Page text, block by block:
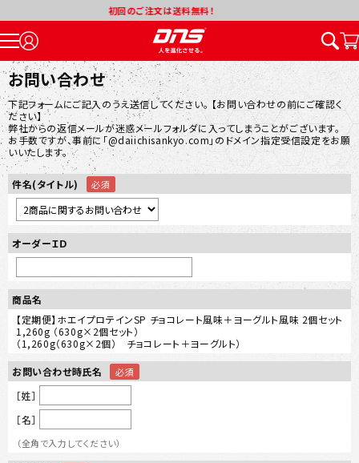
お問い合わせ
下記フォームにご記入のうえ送信してください。 【お問い合わせの前にご確認く
ださい】
弊社からの返信メールが迷惑メールフォルダに入ってしまうことがございます。
お手数ですが、事前に「@daiichisankyo.com」のドメイン指定受信設定をお願
いいたします。
件名(タイトル)
オーダーＩＤ
商品名
【定期便】ホエイプロテインSP チョコレート風味＋ヨーグルト風味 2個セット
1,260g （630g×2個セット）
（1,260g（630g×2個） チョコレート＋ヨーグルト）
お問い合わせ時氏名
［姓］
［名］
（全角で入力してください）